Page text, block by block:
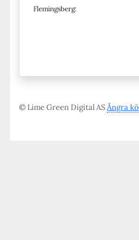
Flemingsberg:
© Lime Green Digital ASÅngra